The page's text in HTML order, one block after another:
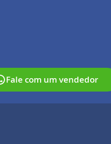
Fale com um vendedor